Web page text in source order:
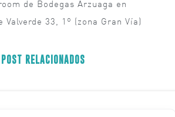
de Bodegas Arzuaga en
Valverde 33, 1º (zona Gran Vía)
POST RELACIONADOS